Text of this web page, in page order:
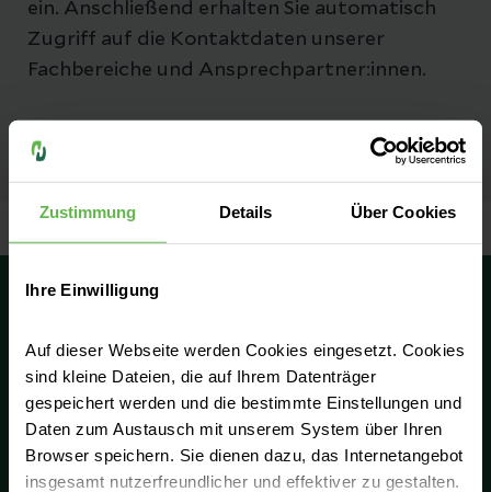
Zustimmung Details Über Cookies
Ihre Einwilligung
Auf dieser Webseite werden Cookies eingesetzt. Cookies
sind kleine Dateien, die auf Ihrem Datenträger
gespeichert werden und die bestimmte Einstellungen und
Daten zum Austausch mit unserem System über Ihren
Browser speichern. Sie dienen dazu, das Internetangebot
insgesamt nutzerfreundlicher und effektiver zu gestalten.
ein. Anschließend erhalten Sie automatisch
Zugriff auf die Kontaktdaten unserer
Fachbereiche und Ansprechpartner:innen.
Höchste Qualität erreichen wir durch
Professionalität und enge Zusammenarbeit.
Deshalb tauschen wir uns in unserem
Netzwerk aus und entwickeln uns fachlich